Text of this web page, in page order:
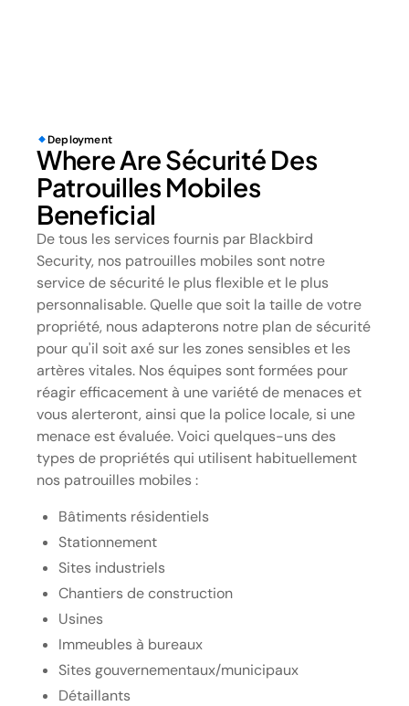
Deployment
Where Are Sécurité Des
Patrouilles Mobiles
Beneficial
De tous les services fournis par Blackbird
Security, nos patrouilles mobiles sont notre
service de sécurité le plus flexible et le plus
personnalisable. Quelle que soit la taille de votre
propriété, nous adapterons notre plan de sécurité
pour qu'il soit axé sur les zones sensibles et les
artères vitales. Nos équipes sont formées pour
réagir efficacement à une variété de menaces et
vous alerteront, ainsi que la police locale, si une
menace est évaluée. Voici quelques-uns des
types de propriétés qui utilisent habituellement
nos patrouilles mobiles :
Bâtiments résidentiels
Stationnement
Sites industriels
Chantiers de construction
Usines
Immeubles à bureaux
Sites gouvernementaux/municipaux
Détaillants